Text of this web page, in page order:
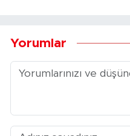
Yorumlar